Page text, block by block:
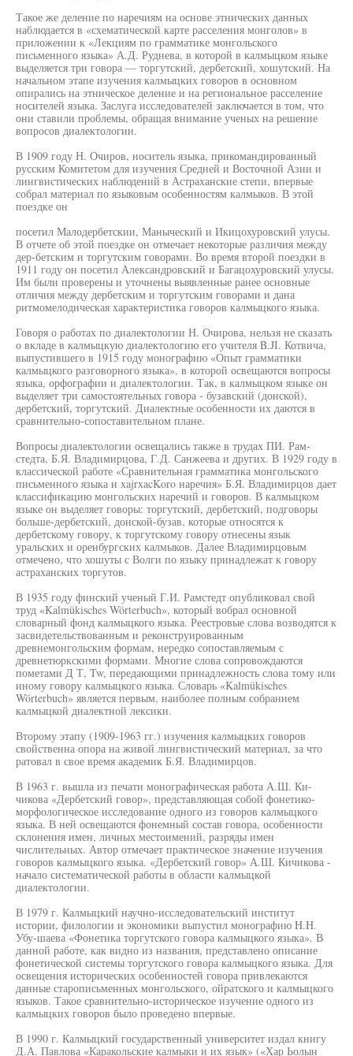
Такое же деление по наречиям на основе этнических данных
наблюдается в «схематической карте расселения монголов» в
приложении к «Лекциям по грамматике монгольского
письменного языка» А.Д. Руднева, в которой в калмыцком языке
выделяется три говора — торгутский, дербетский, хошутский. На
начальном этапе изучения калмыцких говоров в основном
опирались на этническое деление и на региональное расселение
носителей языка. Заслуга исследователей заключается в том, что
они ставили проблемы, обращая внимание ученых на решение
вопросов диалектологии.
В 1909 году Н. Очиров, носитель языка, прикомандированный
русским Комитетом для изучения Средней и Восточной Азии и
лингвистических наблюдений в Астраханские степи, впервые
собрал материал по языковым особенностям калмыков. В этой
поездке он
посетил Малодербетскии, Маныческий и Икицохуровский улусы.
В отчете об этой поездке он отмечает некоторые различия между
дер-бетским и торгутским говорами. Во время второй поездки в
1911 году он посетил Александровский и Багацохуровский улусы.
Им были проверены и уточнены выявленные ранее основные
отличия между дербетским и торгутским говорами и дана
ритмомелодическая характеристика говоров калмыцкого языка.
Говоря о работах по диалектологии Н. Очирова, нельзя не сказать
о вкладе в калмыцкую диалектологию его учителя B.JI. Котвича,
выпустившего в 1915 году монографию «Опыт грамматики
калмыцкого разговорного языка», в которой освещаются вопросы
языка, орфографии и диалектологии. Так, в калмыцком языке он
выделяет три самостоятельных говора - бузавский (донской),
дербетский, торгутский. Диалектные особенности их даются в
сравнительно-сопоставительном плане.
Вопросы диалектологии освещались также в трудах ПИ. Рам-
стедта, Б.Я. Владимирцова, Г.Д. Санжеева и других. В 1929 году в
классической работе «Сравнительная грамматика монгольского
письменного языка и xajrxacKoro наречия» Б.Я. Владимирцов дает
классификацию монгольских наречий и говоров. В калмыцком
языке он выделяет говоры: торгутский, дербетский, подговоры
больше-дербетский, донской-бузав, которые относятся к
дербетскому говору, к торгутскому говору отнесены язык
уральских и оренбургских калмыков. Далее Владимирцовым
отмечено, что хошуты с Волги по языку принадлежат к говору
астраханских торгутов.
В 1935 году финский ученый Г.И. Рамстедт опубликовал свой
труд «Kalmükisches Wörterbuch», который вобрал основной
словарный фонд калмыцкого языка. Реестровые слова возводятся к
засвидетельствованным и реконструированным
древнемонгольским формам, нередко сопоставляемым с
древнетюркскими формами. Многие слова сопровождаются
пометами Д Т, Tw, передающими принадлежность слова тому или
иному говору калмыцкого языка. Словарь «Kalmükisches
Wörterbuch» является первым, наиболее полным собранием
калмыцкой диалектной лексики.
Второму этапу (1909-1963 гг.) изучения калмыцких говоров
свойственна опора на живой лингвистический материал, за что
ратовал в свое время академик Б.Я. Владимирцов.
В 1963 г. вышла из печати монографическая работа А.Ш. Ки-
чикова «Дербетский говор», представляющая собой фонетико-
морфологическое исследование одного из говоров калмыцкого
языка. В ней освещаются фонемный состав говора, особенности
склонения имен, личных местоимений, разряды имен
числительных. Автор отмечает практическое значение изучения
говоров калмыцкого языка. «Дербетский говор» А.Ш. Кичикова -
начало систематической работы в области калмыцкой
диалектологии.
В 1979 г. Калмыцкий научно-исследовательский институт
истории, филологии и экономики выпустил монографию H.H.
Убу-шаева «Фонетика торгутского говора калмыцкого языка». В
данной работе, как видно из названия, представлено описание
фонетической системы торгутского говора калмыцкого языка. Для
освещения исторических особенностей говора привлекаются
данные старописьменных монгольского, ойратского и калмыцкого
языков. Такое сравнительно-историческое изучение одного из
калмыцких говоров было проведено впервые.
В 1990 г. Калмыцкий государственный университет издал книгу
Д.А. Павлова «Каракольские калмыки и их язык» («Хар Ьолын